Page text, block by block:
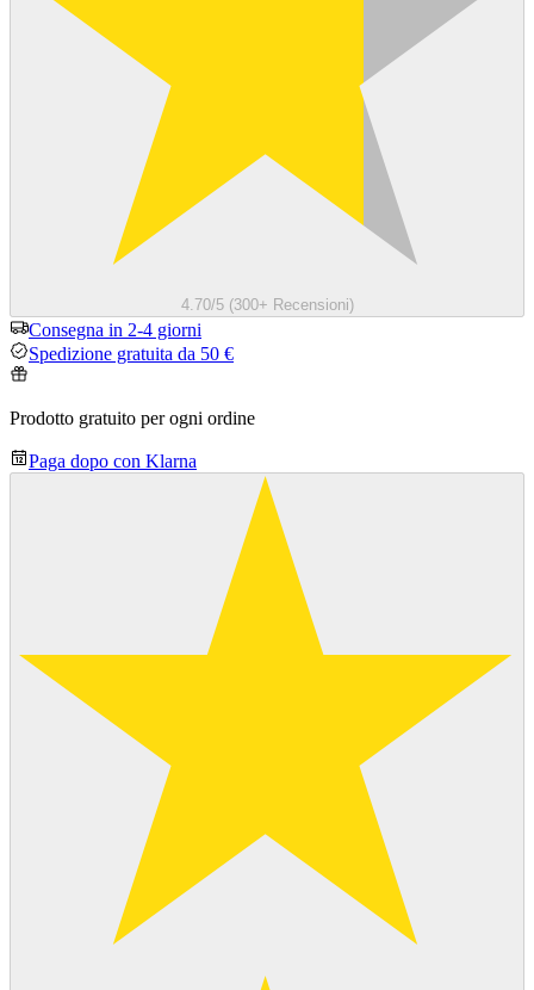
4.70/5 (300+ Recensioni)
Consegna in 2-4 giorni
Spedizione gratuita da 50 €
Prodotto gratuito per ogni ordine
Paga dopo con Klarna